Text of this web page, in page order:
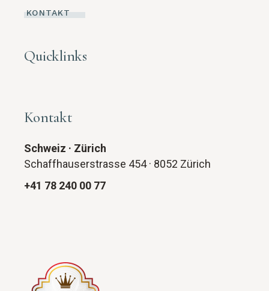
KONTAKT
Quicklinks
Kontakt
Schweiz · Zürich
Schaffhauserstrasse 454 · 8052 Zürich
+41 78 240 00 77